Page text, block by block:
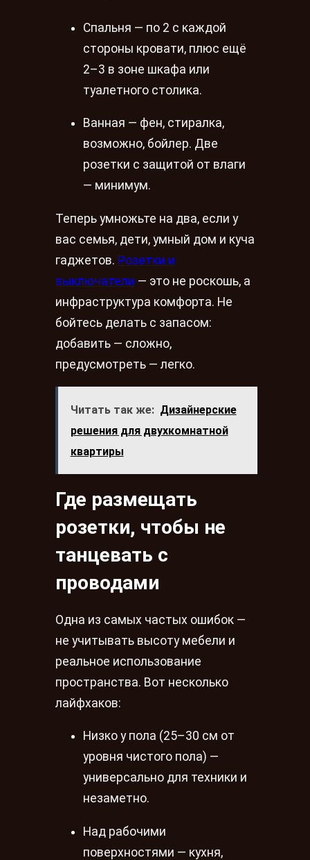
Спальня — по 2 с каждой
стороны кровати, плюс ещё
2–3 в зоне шкафа или
туалетного столика.
Ванная — фен, стиралка,
возможно, бойлер. Две
розетки с защитой от влаги
— минимум.
Теперь умножьте на два, если у
вас семья, дети, умный дом и куча
гаджетов. Розетки и
выключатели — это не роскошь, а
инфраструктура комфорта. Не
бойтесь делать с запасом:
добавить — сложно,
предусмотреть — легко.
Читать так же: Дизайнерские
решения для двухкомнатной
квартиры
Где размещать
розетки, чтобы не
танцевать с
проводами
Одна из самых частых ошибок —
не учитывать высоту мебели и
реальное использование
пространства. Вот несколько
лайфхаков:
Низко у пола (25–30 см от
уровня чистого пола) —
универсально для техники и
незаметно.
Над рабочими
поверхностями — кухня,